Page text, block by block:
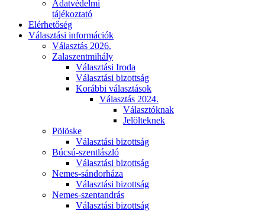
Adatvédelmi
tájékoztató
Elérhetőség
Választási információk
Választás 2026.
Zalaszentmihály
Választási Iroda
Választási bizottság
Korábbi választások
Választás 2024.
Választóknak
Jelölteknek
Pölöske
Választási bizottság
Búcsú-szentlászló
Választási bizottság
Nemes-sándorháza
Választási bizottság
Nemes-szentandrás
Választási bizottság